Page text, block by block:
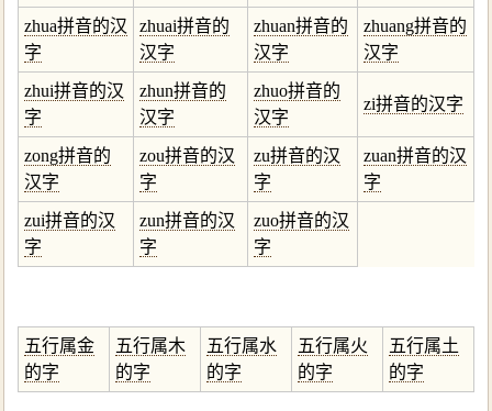
zhua拼音的汉
字
zhuai拼音的
汉字
zhuan拼音的
汉字
zhuang拼音的
汉字
zhui拼音的汉
字
zhun拼音的
汉字
zhuo拼音的
汉字
zi拼音的汉字
zong拼音的
汉字
zou拼音的汉
字
zu拼音的汉
字
zuan拼音的汉
字
zui拼音的汉
字
zun拼音的汉
字
zuo拼音的汉
字
五行属金
的字
五行属木
的字
五行属水
的字
五行属火
的字
五行属土
的字